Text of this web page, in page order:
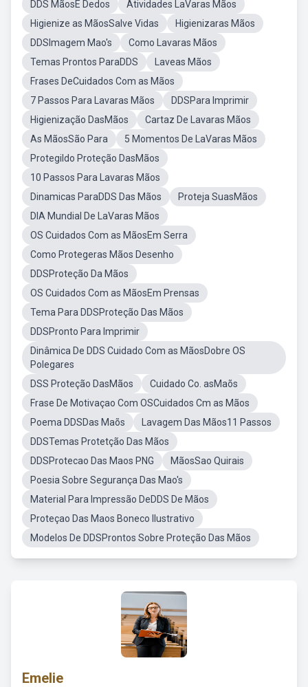
DDS MãosE Dedos
Atividades LaVaras Mãos
Higienize as MãosSalve Vidas
Higienizaras Mãos
DDSImagem Mao's
Como Lavaras Mãos
Temas Prontos ParaDDS
Laveas Mãos
Frases DeCuidados Com as Mãos
7 Passos Para Lavaras Mãos
DDSPara Imprimir
Higienização DasMãos
Cartaz De Lavaras Mãos
As MãosSão Para
5 Momentos De LaVaras Mãos
Protegildo Proteção DasMãos
10 Passos Para Lavaras Mãos
Dinamicas ParaDDS Das Mãos
Proteja SuasMãos
DIA Mundial De LaVaras Mãos
OS Cuidados Com as MãosEm Serra
Como Protegeras Mãos Desenho
DDSProteção Da Mãos
OS Cuidados Com as MãosEm Prensas
Tema Para DDSProteção Das Mãos
DDSPronto Para Imprimir
Dinâmica De DDS Cuidado Com as MãosDobre OS
Polegares
DSS Proteção DasMãos
Cuidado Co. asMaõs
Frase De Motivaçao Com OSCuidados Cm as Mãos
Poema DDSDas Maõs
Lavagem Das Mãos11 Passos
DDSTemas Protetção Das Mãos
DDSProtecao Das Maos PNG
MãosSao Quirais
Poesia Sobre Segurança Das Mao's
Material Para Impressão DeDDS De Mãos
Proteçao Das Maos Boneco Ilustrativo
Modelos De DDSProntos Sobre Proteção Das Mãos
Emelie